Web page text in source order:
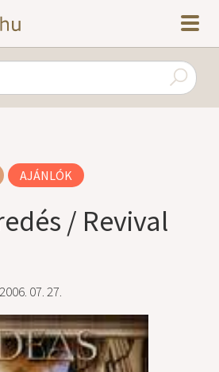
AJÁNLÓK
/ Revival
07. 27.